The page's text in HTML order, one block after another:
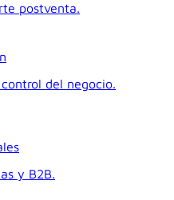
postventa.
del negocio.
y B2B.